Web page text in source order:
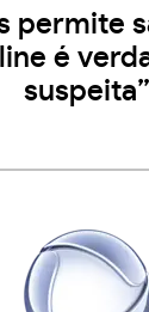
permite
é
suspeita”